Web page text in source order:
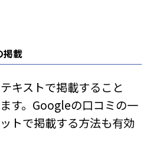
掲載
キストで掲載すること
す。Googleの口コミの一
トで掲載する方法も有効